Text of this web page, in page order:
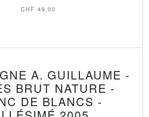
CHF 49.00
A. GUILLAUME -
BRUT NATURE -
DE BLANCS -